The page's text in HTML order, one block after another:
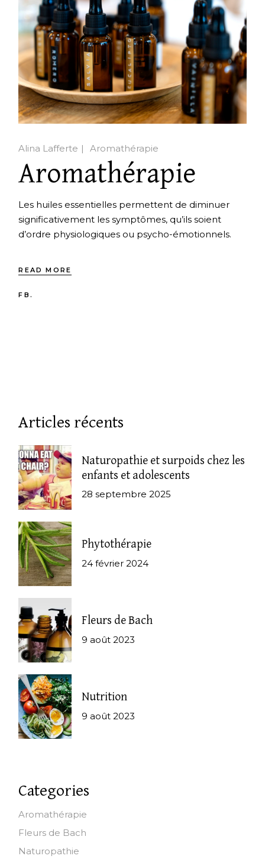
Alina Lafferte Aromathérapie
Aromathérapie
Les huiles essentielles permettent de diminuer
significativement les symptômes, qu’ils soient
d’ordre physiologiques ou psycho-émotionnels.
READ MORE
FB.
Articles récents
Naturopathie et surpoids chez les
enfants et adolescents
28 septembre 2025
Phytothérapie
24 février 2024
Fleurs de Bach
9 août 2023
Nutrition
9 août 2023
Categories
Aromathérapie
Fleurs de Bach
Naturopathie